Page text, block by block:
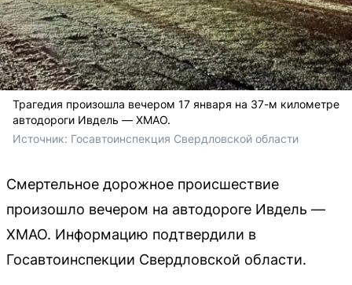
Трагедия произошла вечером 17 января на 37-м километре
автодороги Ивдель — ХМАО.
Источник: Госавтоинспекция Свердловской области
Смертельное дорожное происшествие
произошло вечером на автодороге Ивдель —
ХМАО. Информацию подтвердили в
Госавтоинспекции Свердловской области.